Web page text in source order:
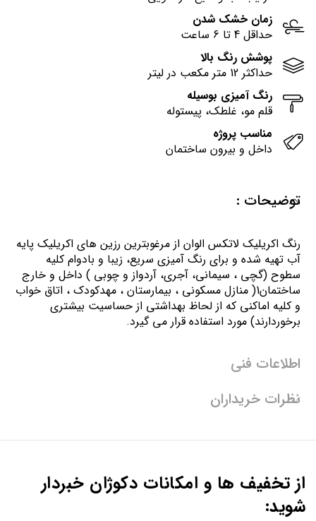
زمان خشک شدن
حداقل 4 تا 6 ساعت
پوشش رنگ بالا
حداکثر 12 متر مکعب در لیتر
رنگ آمیزی بوسیله
قلم مو، غلطک، پیستوله
مناسب پروژه
داخل و بیرون ساختمان
توضیحات :
رنگ اكريليك لاتكس الوان از مرغوبترين رزين هاي اكريليك پايه
آب تهيه شده و برای رنگ آمیزی سریع، زیبا و بادوام کلیه
سطوح (گچی ، سیمانی، آجری، آردواز و چوبی ) داخل و خارج
ساختمان1( منازل مسكوني ، بيمارستان ، مهدكودك ، اتاق خواب
و كليه اماكني كه از لحاظ بهداشتي از حساسيت بيشتري
برخوردارند) مورد استفاده قرار می گیرد.
اطلاعات فنی
نظرات خریداران
از تخفیف ها و امکانات دکوژان خبردار
شوید: